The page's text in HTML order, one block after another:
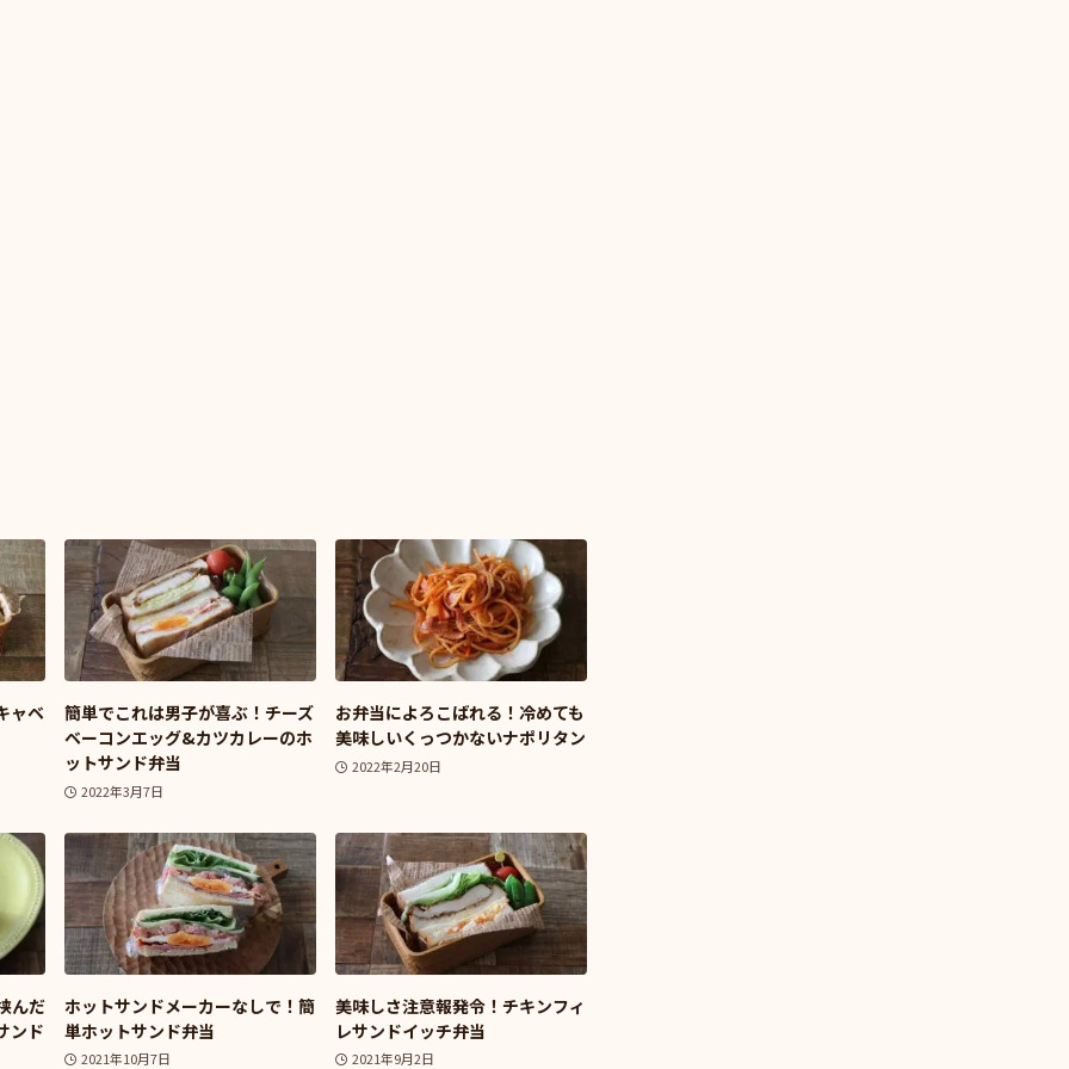
ャベ
簡単でこれは男子が喜ぶ！チーズ
ベーコンエッグ&カツカレーのホ
ットサンド弁当
2022年3月7日
お弁当によろこばれる！冷めても
美味しいくっつかないナポリタン
2022年2月20日
んだ
ンド
ホットサンドメーカーなしで！簡
単ホットサンド弁当
2021年10月7日
美味しさ注意報発令！チキンフィ
レサンドイッチ弁当
2021年9月2日